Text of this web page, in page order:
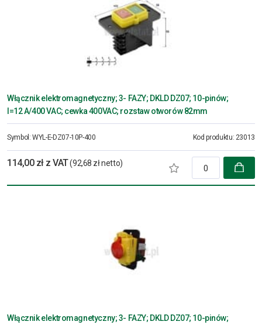
Włącznik elektromagnetyczny; 3- FAZY; DKLD DZ07; 10-pinów;
I=12 A/400 VAC; cewka 400VAC; rozstaw otworów 82mm
Symbol:WYL-E-DZ07-10P-400 Kod produktu: 23013
114,00 zł z VAT(92,68 zł netto)
Włącznik elektromagnetyczny; 3- FAZY; DKLD DZ07; 10-pinów;